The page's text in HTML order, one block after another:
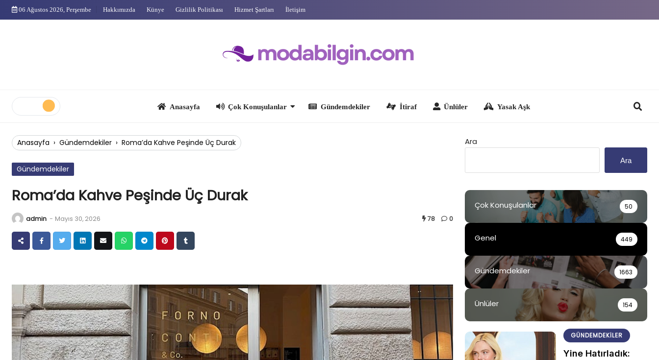
Skip
06 Ağustos 2026, Perşembe Hakkımızda Künye Gizlilik Politikası Hizmet Şartları İletişim
Anasayfa › Gündemdekiler › Roma’da Kahve Peşinde Üç Durak
Gündemdekiler
Roma’da Kahve Peşinde Üç Durak
admin - Mayıs 30, 2026 78 0
Ara
Ara
Çok Konuşulanlar 50
Genel 449
Gündemdekiler 1663
Ünlüler 154
GÜNDEMDEKILER
Yine Hatırladık: